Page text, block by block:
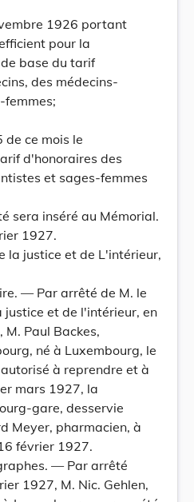
1926 portant
pour la
base du tarif
des médecins-
femmes;
ce mois le
d'honoraires des
et sages-femmes
sera inséré au Mémorial.
1927.
la justice et de L'intérieur,
— Par arrêté de M. le
et de l'intérieur, en
Paul Backes,
né à Luxembourg, le
à reprendre et à
mars 1927, la
gare, desservie
Meyer, pharmacien, à
février 1927.
— Par arrêté
1927, M. Nic. Gehlen,